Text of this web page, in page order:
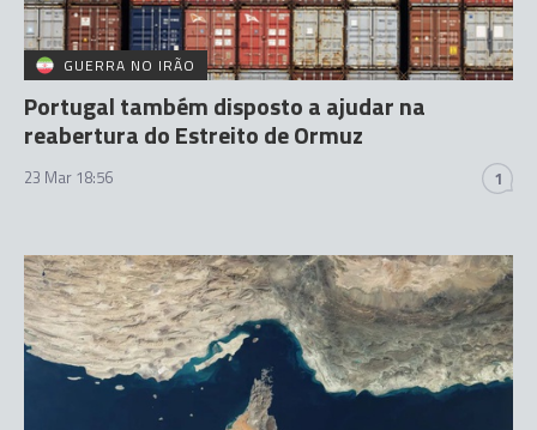
GUERRA NO IRÃO
Portugal também disposto a ajudar na
reabertura do Estreito de Ormuz
23 Mar 18:56 1